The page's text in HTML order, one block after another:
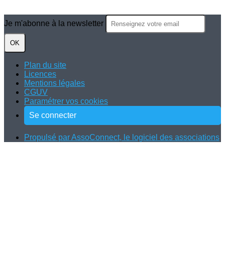
Je m'abonne à la newsletter
OK
Plan du site
Licences
Mentions légales
CGUV
Paramétrer vos cookies
Se connecter
Propulsé par AssoConnect, le logiciel des associations